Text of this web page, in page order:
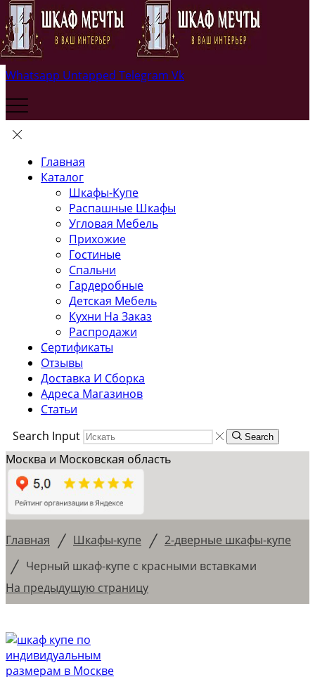
Whatsapp Untapped Telegram Vk
Главная
Каталог
Шкафы-Купе
Распашные Шкафы
Угловая Мебель
Прихожие
Гостиные
Спальни
Гардеробные
Детская Мебель
Кухни На Заказ
Распродажи
Сертификаты
Отзывы
Доставка И Сборка
Адреса Магазинов
Статьи
Search Input
Search
Москва и Московская область
Главная / Шкафы-купе / 2-дверные шкафы-купе
/ Черный шкаф-купе с красными вставками
На предыдущую страницу